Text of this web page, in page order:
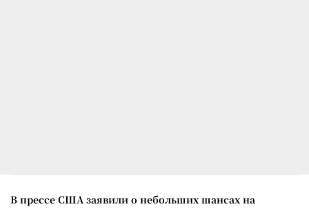
В прессе США заявили о небольших шансах на